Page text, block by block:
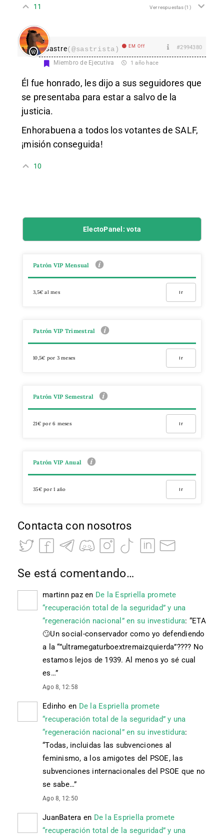
11 Ver respuestas(1)
Sastre(@sastrista) EM Off #2994380
Miembro de Ejecutiva 1 año hace
Él fue honrado, les dijo a sus seguidores que
se presentaba para estar a salvo de la
justicia.
Enhorabuena a todos los votantes de SALF,
¡misión conseguida!
10
ElectoPanel: vota
Patrón VIP Mensual
3,5€ al mes Ir
Patrón VIP Trimestral
10,5€ por 3 meses Ir
Patrón VIP Semestral
21€ por 6 meses Ir
Patrón VIP Anual
35€ por 1 año Ir
Contacta con nosotros
Se está comentando…
martinn pazen De la Espriella promete
“recuperación total de la seguridad” y una
“regeneración nacional” en su investidura: “ETA
🙄 Un social-conservador como yo defendiendo
a la “”ultramegaturboextremaizquierda”???? No
estamos lejos de 1939. Al menos yo sé cual
es…”
Ago 8, 12:58
Edinho en De la Espriella promete
“recuperación total de la seguridad” y una
“regeneración nacional” en su investidura:
“Todas, incluidas las subvenciones al
feminismo, a los amigotes del PSOE, las
subvenciones internacionales del PSOE que no
se sabe…”
Ago 8, 12:50
JuanBatera en De la Espriella promete
“recuperación total de la seguridad” y una